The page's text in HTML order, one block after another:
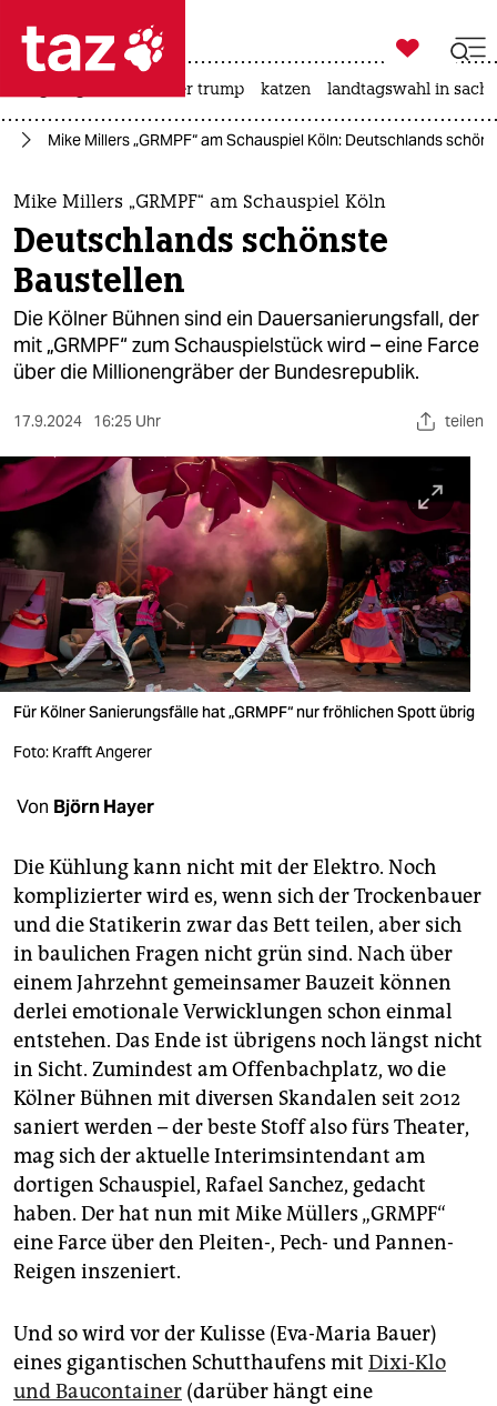
 taz zahl ich
taz zahl ich
themen
politik
öko
gesellschaft
sport
berlin
nord
wahrheit
verlag
verlag
fragen & hilfe
unterstützen
genossenschaft
epaper login

taz zahl ich
usa unter trump katzen landtagswahl in
Mike Millers „GRMPF“ am Schauspiel Köln: Deutschlands
Mike Millers „GRMPF“ am Schauspiel Köln
Deutschlands schönste
Baustellen
Die Kölner Bühnen sind ein Dauersanierungsfall, der
mit „GRMPF“ zum Schauspielstück wird – eine Farce
über die Millionengräber der Bundesrepublik.
17.9.2024 16:25 Uhr teilen
Für Kölner Sanierungsfälle hat „GRMPF“ nur fröhlichen Spott übrig
Foto: Krafft Angerer
Von Björn Hayer
Die Kühlung kann nicht mit der Elektro. Noch
komplizierter wird es, wenn sich der Trockenbauer
und die Statikerin zwar das Bett teilen, aber sich
in baulichen Fragen nicht grün sind. Nach über
einem Jahrzehnt gemeinsamer Bauzeit können
derlei emotionale Verwicklungen schon einmal
entstehen. Das Ende ist übrigens noch längst nicht
in Sicht. Zumindest am Offenbachplatz, wo die
Kölner Bühnen mit diversen Skandalen seit 2012
saniert werden – der beste Stoff also fürs Theater,
mag sich der aktuelle Interimsintendant am
dortigen Schauspiel, Rafael Sanchez, gedacht
haben. Der hat nun mit Mike Müllers „GRMPF“
eine Farce über den Pleiten-, Pech- und Pannen-
Reigen inszeniert.
Und so wird vor der Kulisse (Eva-Maria Bauer)
eines gigantischen Schutthaufens mit Dixi-Klo
und Baucontainer (darüber hängt eine